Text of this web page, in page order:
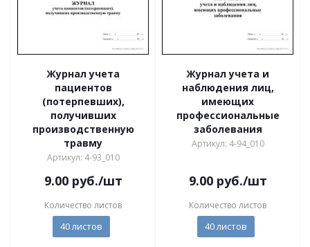
Журнал учета
пациентов
(потерпевших),
получивших
производственную
травму
Артикул: 4-93_010
9.00руб./шт
Количество листов
40 листов
Журнал учета и
наблюдения лиц,
имеющих
профессиональные
заболевания
Артикул: 4-94_010
9.00руб./шт
Количество листов
40 листов